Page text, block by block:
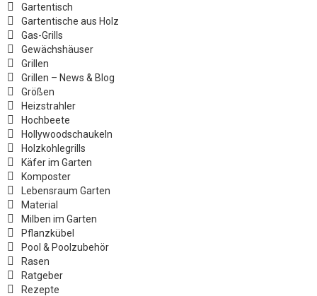
Gartentisch
Gartentische aus Holz
Gas-Grills
Gewächshäuser
Grillen
Grillen – News & Blog
Größen
Heizstrahler
Hochbeete
Hollywoodschaukeln
Holzkohlegrills
Käfer im Garten
Komposter
Lebensraum Garten
Material
Milben im Garten
Pflanzkübel
Pool & Poolzubehör
Rasen
Ratgeber
Rezepte